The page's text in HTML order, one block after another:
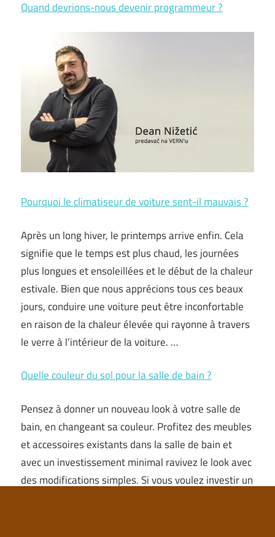
Quand devrions-nous devenir programmeur ?
Pourquoi le climatiseur de voiture sent-il mauvais ?
Après un long hiver, le printemps arrive enfin. Cela
signifie que le temps est plus chaud, les journées
plus longues et ensoleillées et le début de la chaleur
estivale. Bien que nous apprécions tous ces beaux
jours, conduire une voiture peut être inconfortable
en raison de la chaleur élevée qui rayonne à travers
le verre à l’intérieur de la voiture. …
Quelle couleur du sol pour la salle de bain ?
Pensez à donner un nouveau look à votre salle de
bain, en changeant sa couleur. Profitez des meubles
et accessoires existants dans la salle de bain et
avec un investissement minimal ravivez le look avec
des modifications simples. Si vous voulez investir un